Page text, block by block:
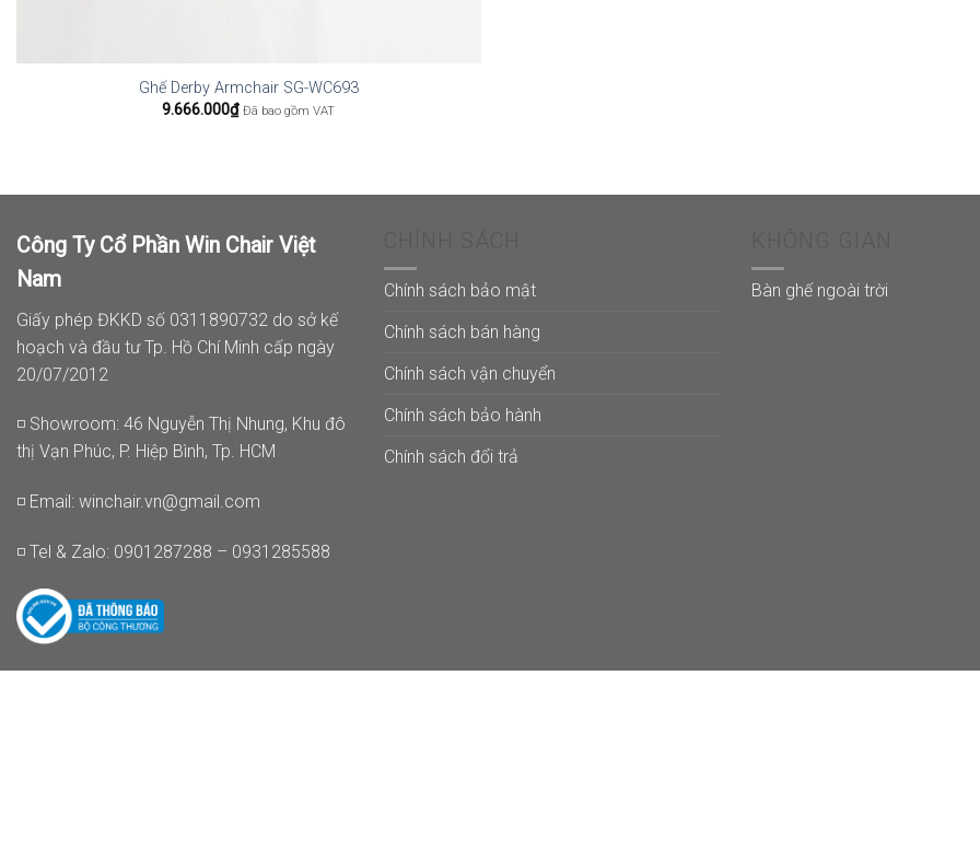
Ghế Derby Armchair SG-WC693
9.666.000₫ Đã bao gồm VAT
Công Ty Cổ Phần Win Chair Việt
Nam
Giấy phép ĐKKD số 0311890732 do sở kế
hoạch và đầu tư Tp. Hồ Chí Minh cấp ngày
20/07/2012
◽ Showroom: 46 Nguyễn Thị Nhung, Khu đô
thị Vạn Phúc, P. Hiệp Bình, Tp. HCM
◽ Email: winchair.vn@gmail.com
◽ Tel & Zalo: 0901287288 – 0931285588
Chính sách bảo mật
Chính sách bán hàng
Chính sách vận chuyển
Chính sách bảo hành
Chính sách đổi trả
Bàn ghế ngoài trời